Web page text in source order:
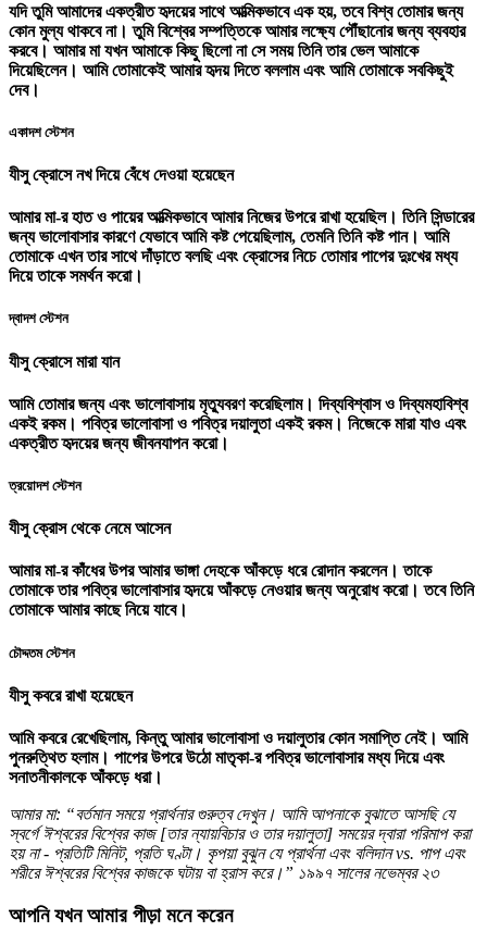
যদি তুমি আমাদের একত্রীত হৃদয়ের সাথে আত্মিকভাবে এক হয়, তবে বিশ্ব তোমার জন্য
কোন মুল্য থাকবে না। তুমি বিশ্বের সম্পত্তিকে আমার লক্ষ্যে পৌঁছানোর জন্য ব্যবহার
করবে। আমার মা যখন আমাকে কিছু ছিলো না সে সময় তিনি তার ভেল আমাকে
দিয়েছিলেন। আমি তোমাকেই আমার হৃদয় দিতে বললাম এবং আমি তোমাকে সবকিছুই
দেব।
একাদশ স্টেশন
যীসু ক্রোসে নখ দিয়ে বেঁধে দেওয়া হয়েছেন
আমার মা-র হাত ও পায়ের আত্মিকভাবে আমার নিজের উপরে রাখা হয়েছিল। তিনি সিন্ডারের
জন্য ভালোবাসার কারণে যেভাবে আমি কষ্ট পেয়েছিলাম, তেমনি তিনি কষ্ট পান। আমি
তোমাকে এখন তার সাথে দাঁড়াতে বলছি এবং ক্রোসের নিচে তোমার পাপের দুঃখের মধ্য
দিয়ে তাকে সমর্থন করো।
দ্বাদশ স্টেশন
যীসু ক্রোসে মারা যান
আমি তোমার জন্য এবং ভালোবাসায় মৃত্যুবরণ করেছিলাম। দিব্যবিশ্বাস ও দিব্যমহাবিশ্ব
একই রকম। পবিত্র ভালোবাসা ও পবিত্র দয়ালুতা একই রকম। নিজেকে মারা যাও এবং
একত্রীত হৃদয়ের জন্য জীবনযাপন করো।
ত্রয়োদশ স্টেশন
যীসু ক্রোস থেকে নেমে আসেন
আমার মা-র কাঁধের উপর আমার ভাঙ্গা দেহকে আঁকড়ে ধরে রোদান করলেন। তাকে
তোমাকে তার পবিত্র ভালোবাসার হৃদয়ে আঁকড়ে নেওয়ার জন্য অনুরোধ করো। তবে তিনি
তোমাকে আমার কাছে নিয়ে যাবে।
চৌদ্দতম স্টেশন
যীসু কবরে রাখা হয়েছেন
আমি কবরে রেখেছিলাম, কিন্তু আমার ভালোবাসা ও দয়ালুতার কোন সমাপ্তি নেই। আমি
পুনরুত্থিত হলাম। পাপের উপরে উঠো মাতৃকা-র পবিত্র ভালোবাসার মধ্য দিয়ে এবং
সনাতনীকালকে আঁকড়ে ধরা।
আমার মা: “বর্তমান সময়ে প্রার্থনার গুরুত্ব দেখুন। আমি আপনাকে বুঝাতে আসছি যে
স্বর্গে ঈশ্বরের বিশ্বের কাজ [তার ন্যায়বিচার ও তার দয়ালুতা] সময়ের দ্বারা পরিমাপ করা
হয় না - প্রতিটি মিনিট, প্রতি ঘণ্টা। কৃপয়া বুঝুন যে প্রার্থনা এবং বলিদান vs. পাপ এবং
শরীরে ঈশ্বরের বিশ্বের কাজকে ঘটায় বা হ্রাস করে।” ১৯৯৭ সালের নভেম্বর ২৩
আপনি যখন আমার পীড়া মনে করেন